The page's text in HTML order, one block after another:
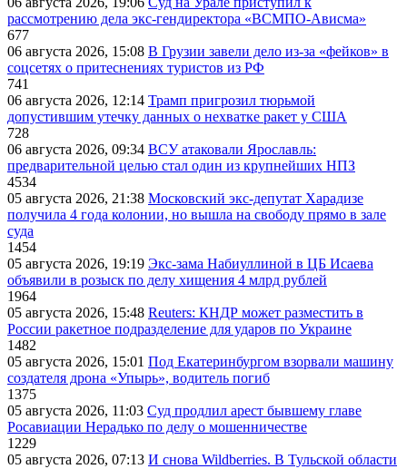
рассмотрению дела экс-гендиректора «ВСМПО-Ависма»
677
06 августа 2026, 15:08 В Грузии завели дело из-за «фейков» в
соцсетях о притеснениях туристов из РФ
741
06 августа 2026, 12:14 Трамп пригрозил тюрьмой
допустившим утечку данных о нехватке ракет у США
728
06 августа 2026, 09:34 ВСУ атаковали Ярославль:
предварительной целью стал один из крупнейших НПЗ
4534
05 августа 2026, 21:38 Московский экс-депутат Харадизе
получила 4 года колонии, но вышла на свободу прямо в зале
суда
1454
05 августа 2026, 19:19 Экс-зама Набиуллиной в ЦБ Исаева
объявили в розыск по делу хищения 4 млрд рублей
1964
05 августа 2026, 15:48 Reuters: КНДР может разместить в
России ракетное подразделение для ударов по Украине
1482
05 августа 2026, 15:01 Под Екатеринбургом взорвали машину
создателя дрона «Упырь», водитель погиб
1375
05 августа 2026, 11:03 Суд продлил арест бывшему главе
Росавиации Нерадько по делу о мошенничестве
1229
05 августа 2026, 07:13 И снова Wildberries. В Тульской области